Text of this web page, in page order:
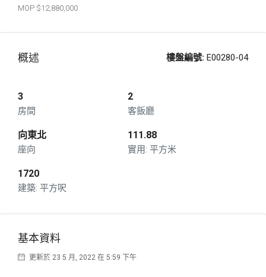
$12,880,000
概述 樓盤編號: E00280-04
3
房間
2
客飯廳
向東北
座向
111.88
平方米
1720
平方呎
基本資料
更新於 23 5 月, 2022 在 5:59 下午